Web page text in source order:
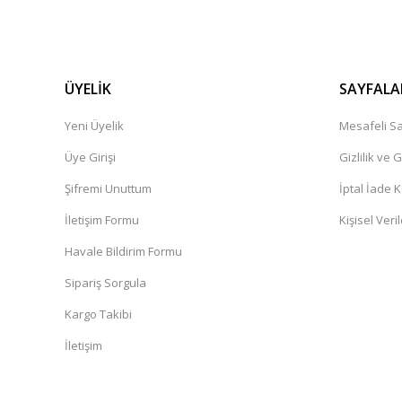
ÜYELİK
Yeni Üyelik
Üye Girişi
Şifremi Unuttum
İletişim Formu
Havale Bildirim Formu
Sipariş Sorgula
Kargo Takibi
İletişim
Mesafeli
Gizlilik ve
İptal İade
Kişisel